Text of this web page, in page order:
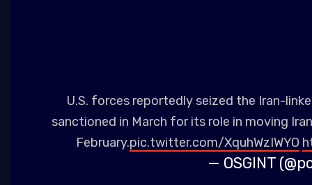
U.S. forces reportedly seized the Iran-
sanctioned in March for its role in moving
February.pic.twitter.com/XquhWzIWYO
— OSGINT